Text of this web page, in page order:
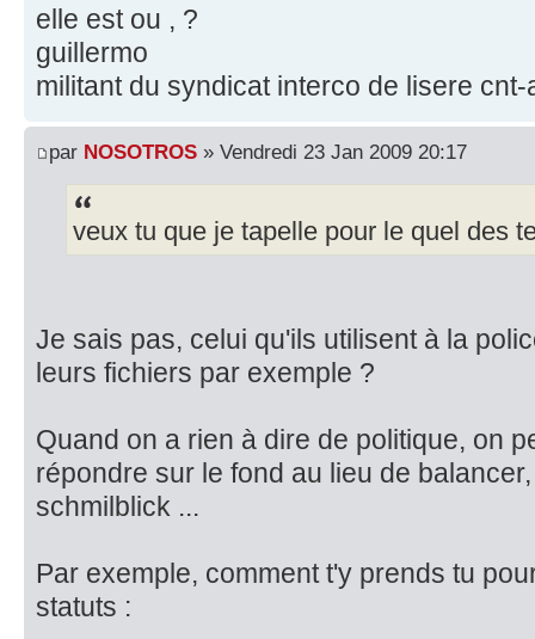
elle est ou , ?
guillermo
militant du syndicat interco de lisere cnt-
par NOSOTROS » Vendredi 23 Jan 2009 20:17
veux tu que je tapelle pour le quel des
Je sais pas, celui qu'ils utilisent à la
leurs fichiers par exemple ?
Quand on a rien à dire de politique, on
répondre sur le fond au lieu de
schmilblick ...
Par exemple, comment t'y prends tu
statuts :